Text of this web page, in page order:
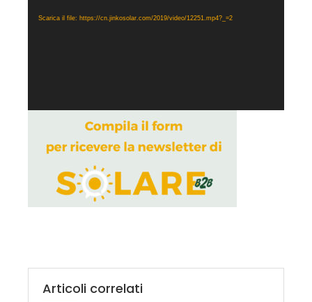
Scarica il file: https://cn.jinkosolar.com/2019/video/12251.mp4?_=2
Articoli correlati